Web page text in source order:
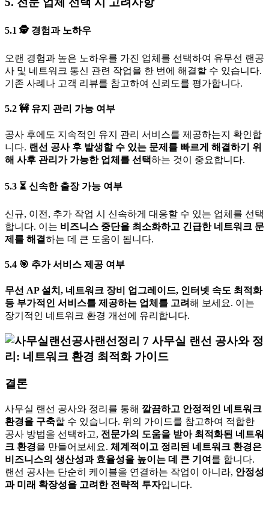
5.1 🕵경험과 노하우
오랜 경험과 높은 노하우를 가진 업체를 선택하여 유무선 랜공
사 및 네트워크 통신 관련 작업을 한 번에 해결할 수 있습니다.
기존 사례나 고객 리뷰를 참고하여 신뢰도를 평가합니다.
5.2 🚧유지 관리 가능 여부
공사 후에도 지속적인 유지 관리 서비스를 제공하는지 확인합
니다. 랜선 공사 후 발생할 수 있는 문제를 빠르게 해결하기 위
해 사후 관리가 가능한 업체를 선택하는 것이 중요합니다.
5.3 ⏳ 신속한 출장 가능 여부
신규, 이전, 추가 작업 시 신속하게 대응할 수 있는 업체를 선택
합니다. 이는 비즈니스 중단을 최소화하고 긴급한 네트워크 문
제를 해결하는 데 큰 도움이 됩니다.
5.4 🎯 추가 서비스 제공 여부
무선 AP 설치, 네트워크 장비 업그레이드, 인터넷 속도 최적화
등 부가적인 서비스를 제공하는 업체를 고려해 보세요. 이는
장기적인 네트워크 환경 개선에 유리합니다.
결론
사무실 랜선 공사와 정리를 통해 깔끔하고 안정적인 네트워크
환경을 구축할 수 있습니다. 위의 가이드를 참고하여 적합한
공사 방법을 선택하고, 전문가의 도움을 받아 최적화된 네트워
크 환경을 만들어보세요. 체계적이고 정리된 네트워크 환경은
비즈니스의 생산성과 효율성을 높이는 데 큰 기여 를 합니다.
랜선 공사는 단순히 케이블을 연결하는 작업이 아니라, 안정성
과 미래 확장성을 고려한 전략적 투자입니다.